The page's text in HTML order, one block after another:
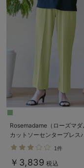
Rosemadame（ローズマ
カットソーセンタープレス
マタニティ・産後
1件
￥3,839 税込